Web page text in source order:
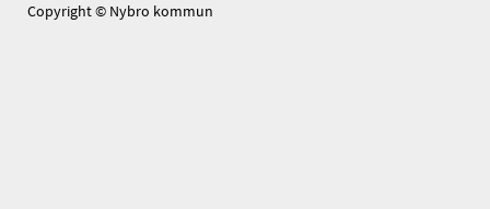
Copyright © Nybro kommun